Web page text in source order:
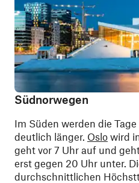
Südnorwegen
Im Süden werden die
deutlich länger. Oslo wird
geht vor 7 Uhr auf und
erst gegen 20 Uhr unter.
durchschnittlichen